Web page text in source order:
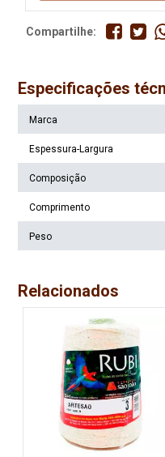
Compartilhe:
Especificações
Marca
Espessura-Largura
Composição
Comprimento
Peso
Relacionados